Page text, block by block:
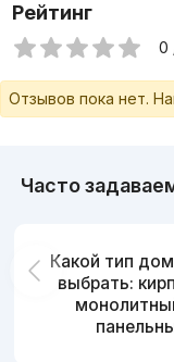
Рейтинг
0
Отзывов пока нет.
Часто
Какой тип
выбрать: